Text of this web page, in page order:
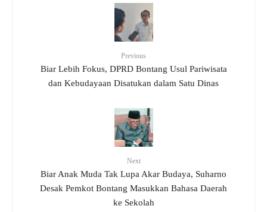
Previous
Biar Lebih Fokus, DPRD Bontang Usul Pariwisata
dan Kebudayaan Disatukan dalam Satu Dinas
Next
Biar Anak Muda Tak Lupa Akar Budaya, Suharno
Desak Pemkot Bontang Masukkan Bahasa Daerah
ke Sekolah